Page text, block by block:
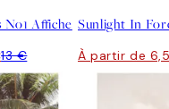
Affiche
13 €
Sunlight In
À partir de